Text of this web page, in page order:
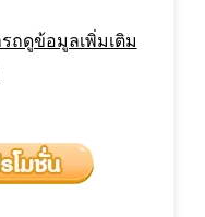
ถดูข้อมูลเพิ่มเติม